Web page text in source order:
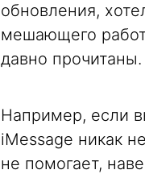
обновления,
мешающего
давно прочитаны.
Например, если
iMessage никак
не помогает,